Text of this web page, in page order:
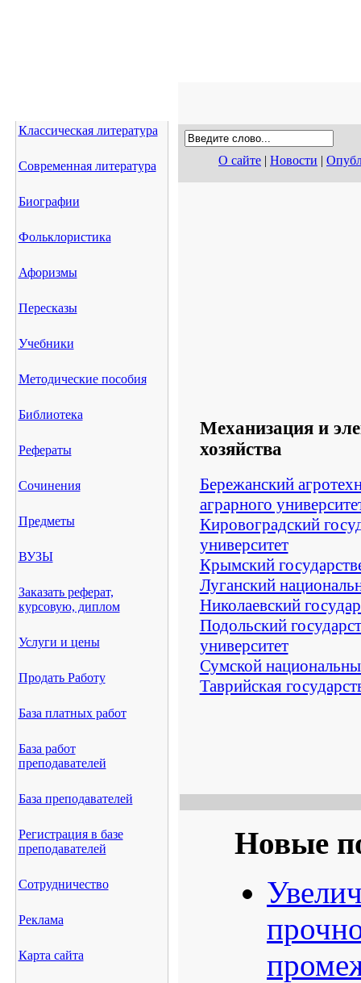
Классическая литература
Современная литература
Биографии
Фольклористика
Афоризмы
Пересказы
Учебники
Методические пособия
Библиотека
Рефераты
Сочинения
Предметы
ВУЗЫ
Заказать реферат,
курсовую, диплом
Услуги и цены
Продать Работу
База платных работ
База работ
преподавателей
База преподавателей
Регистрация в базе
преподавателей
Сотрудничество
Реклама
Карта сайта
О сайте | Новости |
Механизация и
хозяйства
Бережанский
аграрного
Кировоградский
университет
Крымский
Луганский
Николаевский
Подольский
университет
Сумской
Таврийская
Новые